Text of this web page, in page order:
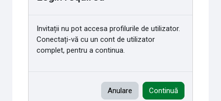
Invitații nu pot accesa profilurile de utilizator.
Conectați-vă cu un cont de utilizator
complet, pentru a continua.
Anulare Continuă